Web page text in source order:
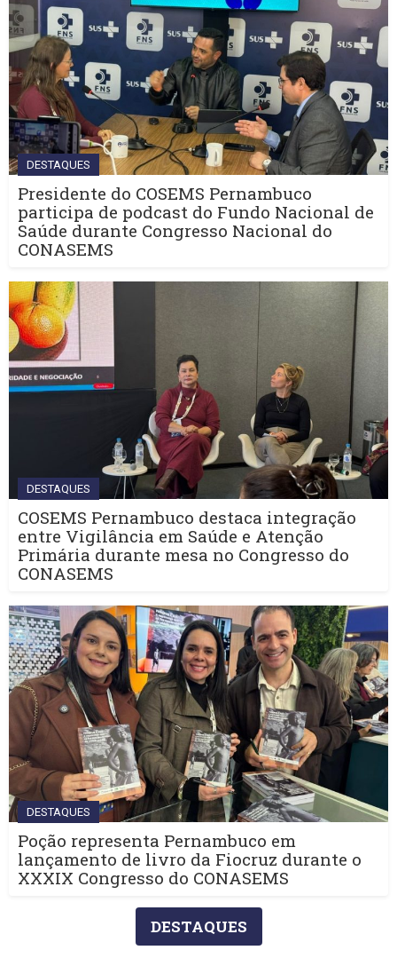
DESTAQUES
Presidente do COSEMS Pernambuco
participa de podcast do Fundo Nacional de
Saúde durante Congresso Nacional do
CONASEMS
DESTAQUES
COSEMS Pernambuco destaca integração
entre Vigilância em Saúde e Atenção
Primária durante mesa no Congresso do
CONASEMS
DESTAQUES
Poção representa Pernambuco em
lançamento de livro da Fiocruz durante o
XXXIX Congresso do CONASEMS
DESTAQUES